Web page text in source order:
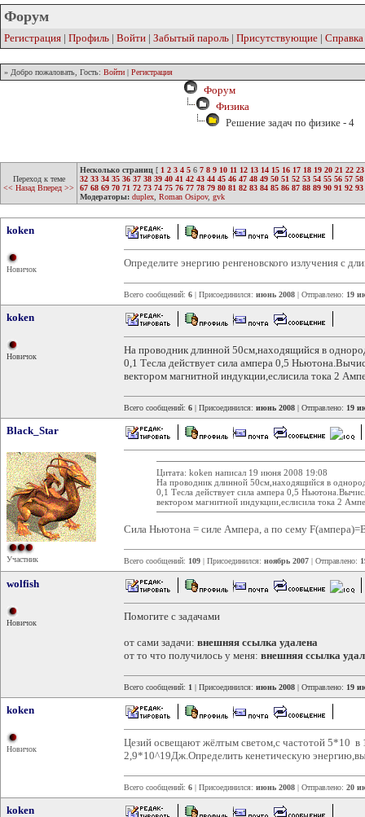
Форум
Регистрация | Профиль | Войти | Забытый пароль | Присутствующие | Справка
» Добро пожаловать, Гость: Войти | Регистрация
Форум
Физика
Решение задач по физике - 4
Переход к теме
<< Назад Вперед >>
Несколько страниц [ 1 2 3 4 5 6 7 8 9 10 11 12 13 14 15 16 17 18 19 20 21 22 23
32 33 34 35 36 37 38 39 40 41 42 43 44 45 46 47 48 49 50 51 52 53 54 55 56 57 58
67 68 69 70 71 72 73 74 75 76 77 78 79 80 81 82 83 84 85 86 87 88 89 90 91 92 93
Модераторы: duplex Roman Osipov, gvk
koken
Новичок
Определите энергию ренгеновского излучения с
Всего сообщений: 6 | Присоединился: июнь 2008 | Отправлено: 19
koken
Новичок
На проводник длинной 50см,находящийся в
0,1 Тесла действует сила ампера 0,5
вектором магнитной индукции,еслисила тока 2
Всего сообщений: 6 | Присоединился: июнь 2008 | Отправлено: 19
Black_Star
Участник
Цитата: koken написал 19 июня 2008 19:08
На проводник длинной 50см,находящийся в
0,1 Тесла действует сила ампера 0,5
вектором магнитной индукции,еслисила тока 2
Сила Ньютона = силе Ампера, а по сему
Всего сообщений: 109 | Присоединился: ноябрь 2007 | Отправлено:
wolfish
Новичок
Помогите с задачами
от сами задачи: внешняя ссылка удалена
от то что получилось у меня: внешняя ссылка
Всего сообщений: 1 | Присоединился: июнь 2008 | Отправлено: 19
koken
Новичок
Цезий освещают жёлтым светом,с частотой 5*10 в
2,9*10^19Дж.Определить кенетическую
Всего сообщений: 6 | Присоединился: июнь 2008 | Отправлено: 20
koken